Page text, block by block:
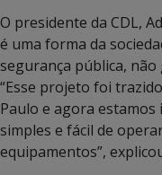
O presidente da CDL,
é uma forma da
segurança pública,
“Esse projeto foi
Paulo e agora
simples e fácil de
equipamentos”,